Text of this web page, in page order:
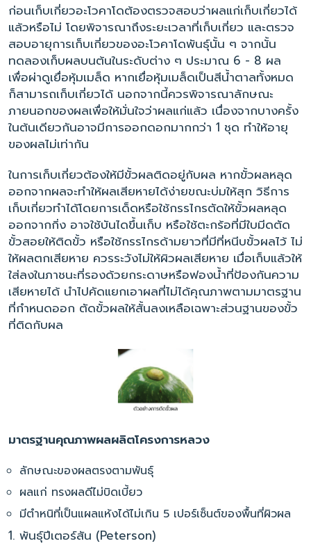
ก่อนเก็บเกี่ยวอะโวคาโดต้องตรวจสอบว่าผลแก่เก็บเกี่ยวได้
แล้วหรือไม่ โดยพิจารณาถึงระยะเวลาที่เก็บเกี่ยว และตรวจ
สอบอายุการเก็บเกี่ยวของอะโวคาโดพันธุ์นั้น ๆ จากนั้น
ทดลองเก็บผลบนต้นในระดับต่าง ๆ ประมาณ 6 - 8 ผล
เพื่อผ่าดูเยื่อหุ้มเมล็ด หากเยื่อหุ้มเมล็ดเป็นสีน้ำตาลทั้งหมด
ก็สามารถเก็บเกี่ยวได้ นอกจากนี้ควรพิจารณาลักษณะ
ภายนอกของผลเพื่อให้มั่นใจว่าผลแก่แล้ว เนื่องจากบางครั้ง
ในต้นเดียวกันอาจมีการออกดอกมากกว่า 1 ชุด ทำให้อายุ
ของผลไม่เท่ากัน
ในการเก็บเกี่ยวต้องให้มีขั้วผลติดอยู่กับผล หากขั้วผลหลุด
ออกจากผลจะทำให้ผลเสียหายได้ง่ายขณะบ่มให้สุก วิธีการ
เก็บเกี่ยวทำได้โดยการเด็ดหรือใช้กรรไกรตัดให้ขั้วผลหลุด
ออกจากกิ่ง อาจใช้บันไดขึ้นเก็บ หรือใช้ตะกร้อที่มีใบมีดตัด
ขั้วสอยให้ติดขั้ว หรือใช้กรรไกรด้ามยาวที่มีที่หนีบขั้วผลไว้ ไม่
ให้ผลตกเสียหาย ควรระวังไม่ให้ผิวผลเสียหาย เมื่อเก็บแล้วให้
ใส่ลงในภาชนะที่รองด้วยกระดาษหรือฟองน้ำที่ป้องกันความ
เสียหายได้ นำไปคัดแยกเอาผลที่ไม่ได้คุณภาพตามมาตรฐาน
ที่กำหนดออก ตัดขั้วผลให้สั้นลงเหลือเฉพาะส่วนฐานของขั้ว
ที่ติดกับผล
มาตรฐานคุณภาพผลผลิตโครงการหลวง
ลักษณะของผลตรงตามพันธุ์
ผลแก่ ทรงผลดีไม่บิดเบี้ยว
มีตำหนิที่เป็นแผลแห้งได้ไม่เกิน 5 เปอร์เซ็นต์ของพื้นที่ผิวผล
1. พันธุ์ปีเตอร์สัน (Peterson)